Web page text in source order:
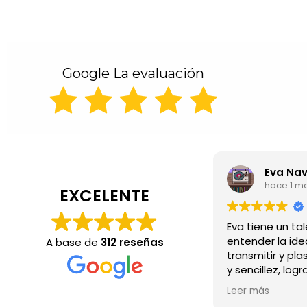
Google La evaluación
EXCELENTE
A base de 312 reseñas
Eva Navarro
hace 1 mes
Eva tiene un
entender la idea
transmitir y
y sencillez,
emotivos e
los reciben.
Leer más